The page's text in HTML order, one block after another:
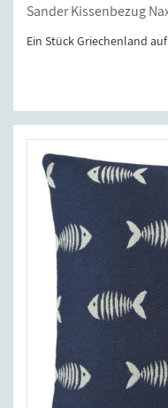
Sander Kissenbezug
Ein Stück Griechenland